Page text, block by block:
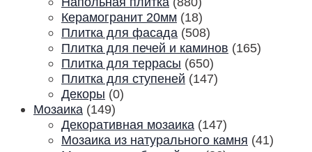
Керамогранит 20мм (18)
Плитка для фасада (508)
Плитка для печей и каминов (165)
Плитка для террасы (650)
Плитка для ступеней (147)
Декоры (0)
Мозаика (149)
Декоративная мозаика (147)
Мозаика из натурального камня (41)